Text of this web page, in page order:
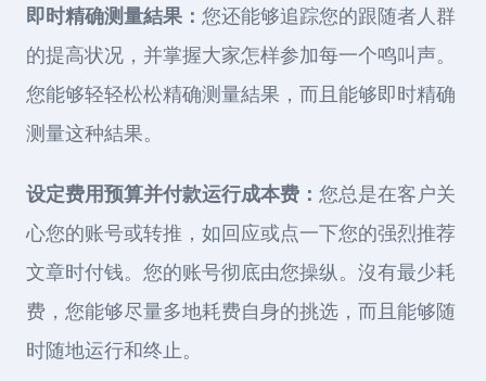
即时精确测量結果： 您还能够追踪您的跟随者人群
的提高状况，并掌握大家怎样参加每一个鸣叫声。
您能够轻轻松松精确测量結果，而且能够即时精确
测量这种結果。
设定费用预算并付款运行成本费： 您总是在客户关
心您的账号或转推，如回应或点一下您的强烈推荐
文章时付钱。您的账号彻底由您操纵。沒有最少耗
费，您能够尽量多地耗费自身的挑选，而且能够随
时随地运行和终止。